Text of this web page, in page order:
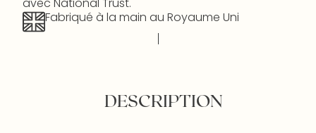
Fabriqué à la main au Royaume Uni
DESCRIPTION